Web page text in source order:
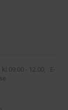
09.00 - 12.00, E-